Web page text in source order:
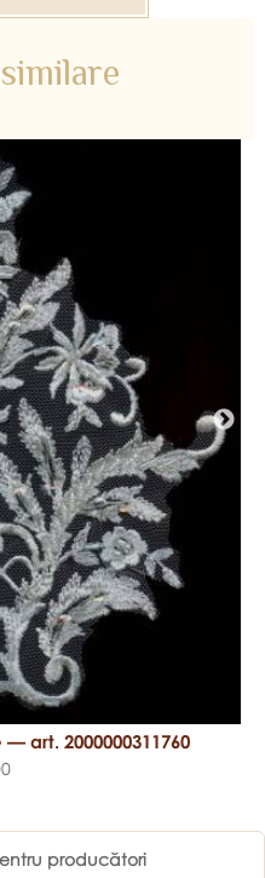
art. 2000000311760
producători